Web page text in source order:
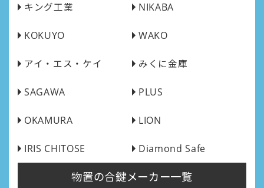
キング工業 NIKABA
KOKUYO WAKO
アイ・エス・ケイ みくに金庫
SAGAWA PLUS
OKAMURA LION
IRIS CHITOSE Diamond Safe
物置の合鍵メーカー一覧